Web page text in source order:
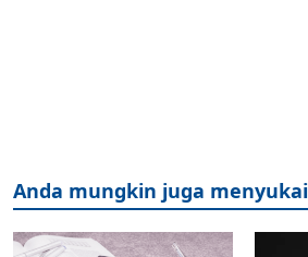
Anda mungkin juga menyukai